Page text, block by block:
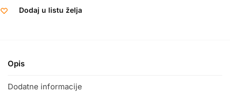
Dodaj u listu želja
Opis
Dodatne informacije